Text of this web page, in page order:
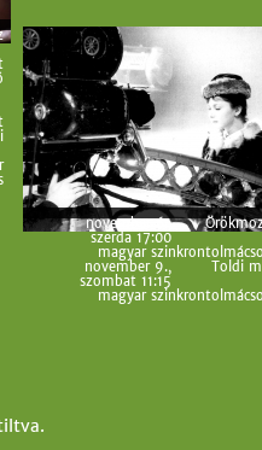
november 6.,
szerda 17:00
magyar
november 9.,
szombat 11:15
Toldi
magyar